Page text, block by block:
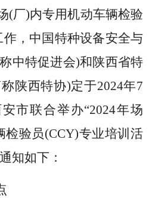
(厂)内专用机动车辆检验
作，中国特种设备安全与
中特促进会)和陕西省特
陕西特协)定于2024年7
市联合举办“2024年场
检验员(CCY)专业培训活
知如下：